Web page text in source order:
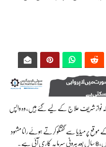
کہ نواز شریف علاج کے لیے گئے ہیں، وہ واپس
پر میڈیا سے گفتگو کرتے ہوئے رانا مشہود
احمد نے کہا کہ ملکی حالات بہتری کی جانب گامزن ہیں، 8 سال بعد بیرونی سرمایہ کاری آئی ہے۔